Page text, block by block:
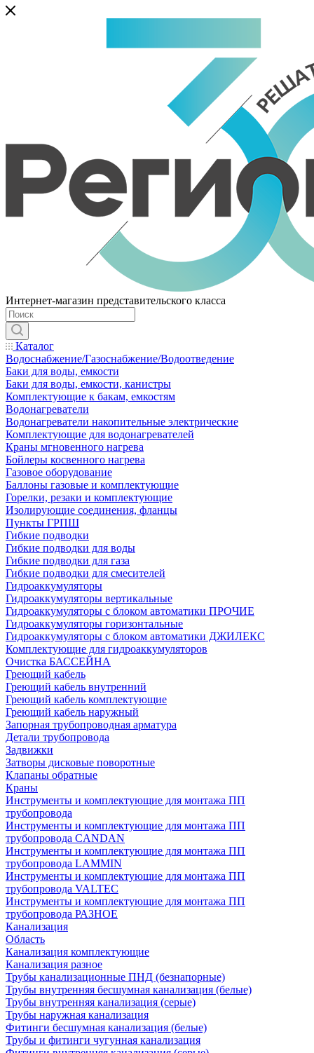
Интернет-магазин представительского класса
Каталог
Водоснабжение/Газоснабжение/Водоотведение
Баки для воды, емкости
Баки для воды, емкости, канистры
Комплектующие к бакам, емкостям
Водонагреватели
Водонагреватели накопительные электрические
Комплектующие для водонагревателей
Краны мгновенного нагрева
Бойлеры косвенного нагрева
Газовое оборудование
Баллоны газовые и комплектующие
Горелки, резаки и комплектующие
Изолирующие соединения, фланцы
Пункты ГРПШ
Гибкие подводки
Гибкие подводки для воды
Гибкие подводки для газа
Гибкие подводки для смесителей
Гидроаккумуляторы
Гидроаккумуляторы вертикальные
Гидроаккумуляторы с блоком автоматики ПРОЧИЕ
Гидроаккумуляторы горизонтальные
Гидроаккумуляторы с блоком автоматики ДЖИЛЕКС
Комплектующие для гидроаккумуляторов
Очистка БАССЕЙНА
Греющий кабель
Греющий кабель внутренний
Греющий кабель комплектующие
Греющий кабель наружный
Запорная трубопроводная арматура
Детали трубопровода
Задвижки
Затворы дисковые поворотные
Клапаны обратные
Краны
Инструменты и комплектующие для монтажа ПП
трубопровода
Инструменты и комплектующие для монтажа ПП
трубопровода CANDAN
Инструменты и комплектующие для монтажа ПП
трубопровода LAMMIN
Инструменты и комплектующие для монтажа ПП
трубопровода VALTEC
Инструменты и комплектующие для монтажа ПП
трубопровода РАЗНОЕ
Канализация
Область
Канализация комплектующие
Канализация разное
Трубы канализационные ПНД (безнапорные)
Трубы внутренняя бесшумная канализация (белые)
Трубы внутренняя канализация (серые)
Трубы наружная канализация
Фитинги бесшумная канализация (белые)
Трубы и фитинги чугунная канализация